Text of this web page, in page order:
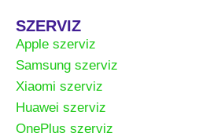
SZERVIZ
Apple szerviz
Samsung szerviz
Xiaomi szerviz
Huawei szerviz
OnePlus szerviz